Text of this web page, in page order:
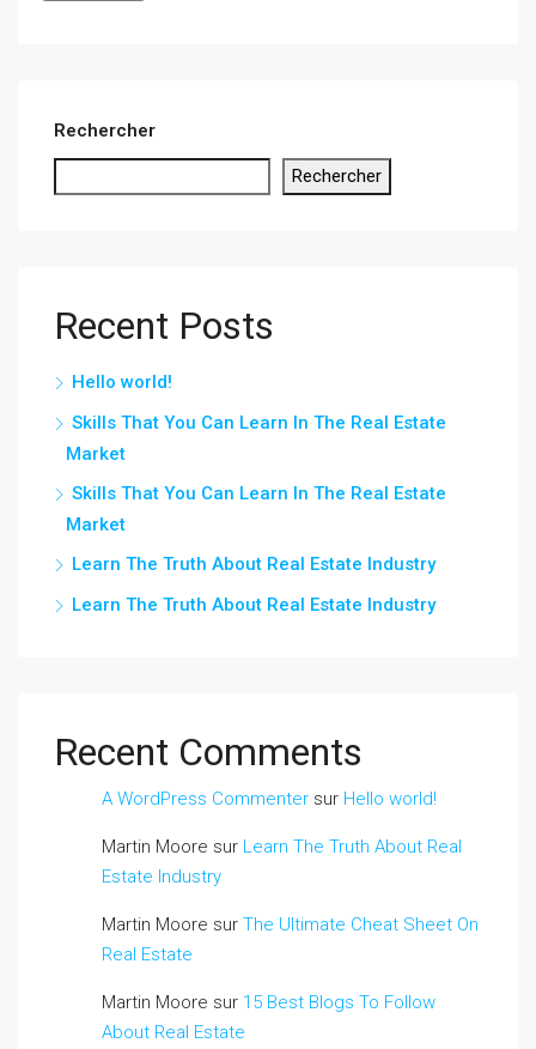
Rechercher
Rechercher
Recent Posts
Hello world!
Skills That You Can Learn In The Real Estate
Market
Skills That You Can Learn In The Real Estate
Market
Learn The Truth About Real Estate Industry
Learn The Truth About Real Estate Industry
Recent Comments
A WordPress Commenter sur Hello world!
Martin Moore sur Learn The Truth About Real
Estate Industry
Martin Moore sur The Ultimate Cheat Sheet On
Real Estate
Martin Moore sur 15 Best Blogs To Follow
About Real Estate